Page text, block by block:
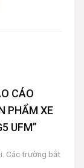
CÁO
PHẨM XE
UFM”
Các trường bắt